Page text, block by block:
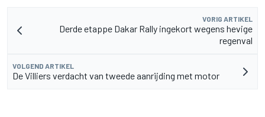
VORIG ARTIKEL
Derde etappe Dakar Rally ingekort wegens hevige
regenval
VOLGEND ARTIKEL
De Villiers verdacht van tweede aanrijding met motor